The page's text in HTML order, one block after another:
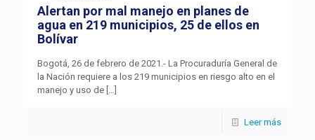
Alertan por mal manejo en planes de
agua en 219 municipios, 25 de ellos en
Bolívar
Bogotá, 26 de febrero de 2021.- La Procuraduría General de
la Nación requiere a los 219 municipios en riesgo alto en el
manejo y uso de […]
Leer más